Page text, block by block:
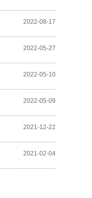
2022-08-17
2022-05-27
2022-05-10
2022-05-09
2021-12-22
2021-02-04